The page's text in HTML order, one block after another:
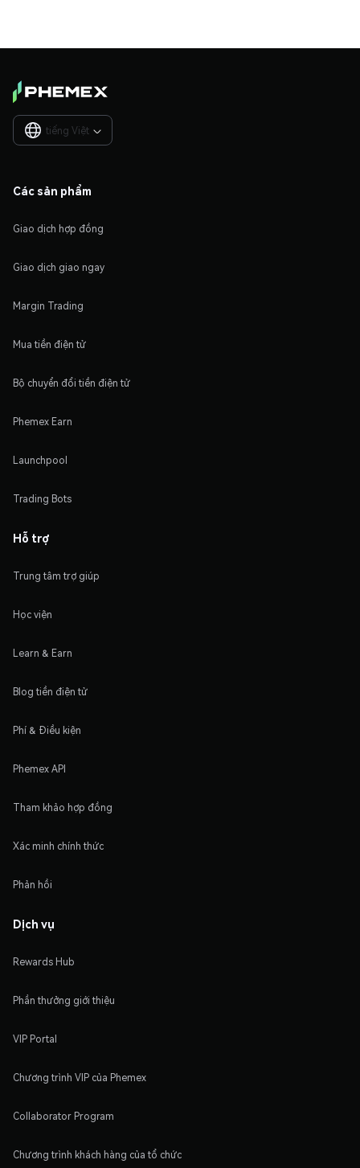
tiếng Việt 
Các sản phẩm
Giao dịch hợp đồng
Giao dịch giao ngay
Margin Trading
Mua tiền điện tử
Bộ chuyển đổi tiền điện tử
Phemex Earn
Launchpool
Trading Bots
Hỗ trợ
Trung tâm trợ giúp
Học viện
Learn & Earn
Blog tiền điện tử
Phí & Điều kiện
Phemex API
Tham khảo hợp đồng
Xác minh chính thức
Phản hồi
Dịch vụ
Rewards Hub
Phần thưởng giới thiệu
VIP Portal
Chương trình VIP của Phemex
Collaborator Program
Chương trình khách hàng của tổ chức